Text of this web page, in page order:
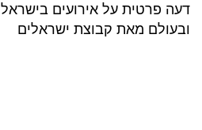
דעה פרטית על אירועים בישראל
ובעולם מאת קבוצת ישראלים